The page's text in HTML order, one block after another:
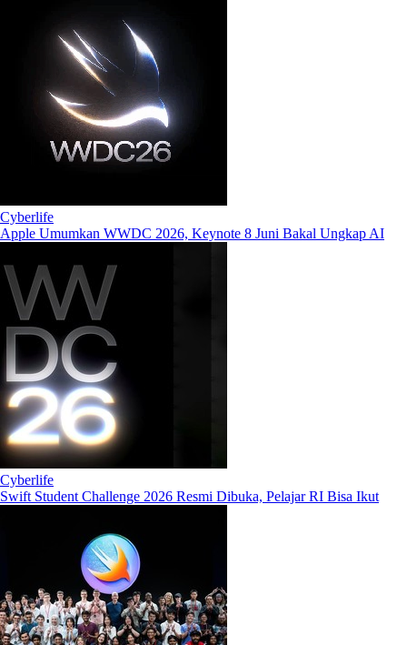
Cyberlife
Apple Umumkan WWDC 2026, Keynote 8 Juni Bakal Ungkap AI
Cyberlife
Swift Student Challenge 2026 Resmi Dibuka, Pelajar RI Bisa Ikut